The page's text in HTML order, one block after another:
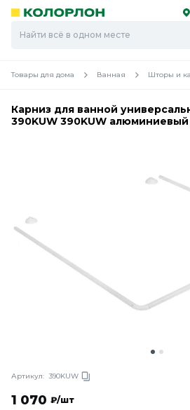
Скоро
Скоро
Товары для дома Ванная Шторы и
Карниз для ванной
390KUW 390KUW алюминиевый
Артикул: 390KUW
1 070 ₽/шт